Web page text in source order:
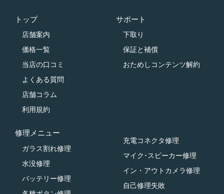
トップ
店舗案内
価格一覧
当店の口コミ
よくある質問
店舗コラム
利用規約
サポート
下取り
保証と補償
おためしコンテンツ解約
修理メニュー
ガラス割れ修理
水没修理
バッテリー修理
充電コネクタ修理
マイク･スピーカー修理
イン・アウトカメラ修理
自己修理失敗